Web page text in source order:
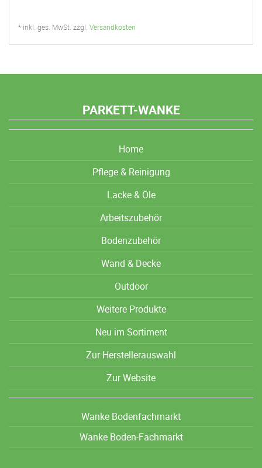
* inkl. ges. MwSt. zzgl. Versandkosten
PARKETT-WANKE
Home
Pflege & Reinigung
Lacke & Öle
Arbeitszubehör
Bodenzubehör
Wand & Decke
Outdoor
Weitere Produkte
Neu im Sortiment
Zur Herstellerauswahl
Zur Website
Wanke Bodenfachmarkt
Wanke Boden-Fachmarkt